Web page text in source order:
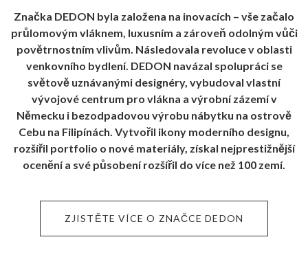
Značka DEDON byla založena na inovacích – vše začalo
průlomovým vláknem, luxusním a zároveň odolným vůči
povětrnostním vlivům. Následovala revoluce v oblasti
venkovního bydlení. DEDON navázal spolupráci se
světově uznávanými designéry, vybudoval vlastní
vývojové centrum pro vlákna a výrobní zázemí v
Německu i bezodpadovou výrobu nábytku na ostrově
Cebu na Filipínách. Vytvořil ikony moderního designu,
rozšířil portfolio o nové materiály, získal nejprestižnější
ocenění a své působení rozšířil do více než 100 zemí.
ZJISTĚTE VÍCE O ZNAČCE DEDON